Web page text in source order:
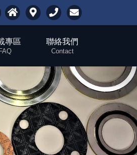
專區
FAQ
聯絡我們
Contact